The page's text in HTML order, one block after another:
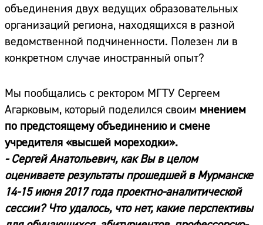
объединения двух ведущих образовательных
организаций региона, находящихся в разной
ведомственной подчиненности. Полезен ли в
конкретном случае иностранный опыт?
Мы пообщались с ректором МГТУ Сергеем
Агарковым, который поделился своим мнением
по предстоящему объединению и смене
учредителя «высшей мореходки».
- Сергей Анатольевич, как Вы в целом
оцениваете результаты прошедшей в Мурманске
14-15 июня 2017 года проектно-аналитической
сессии? Что удалось, что нет, какие перспективы